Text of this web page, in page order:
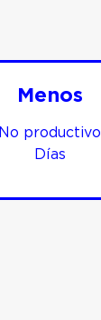
Menos
No productivo
Días